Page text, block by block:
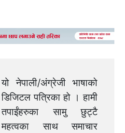
यो नेपाली/अंग्रेजी भाषाको
डिजिटल पत्रिका हो । हामी
तपाईंहरुका सामु छुट्टै
महत्वका साथ समाचार